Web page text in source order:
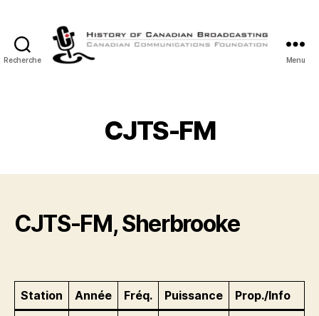
Recherche
Radiodiffusion
Canadienne
Menu
CJTS-FM
CJTS-FM, Sherbrooke
Station Année Fréq. Puissance Prop./Info